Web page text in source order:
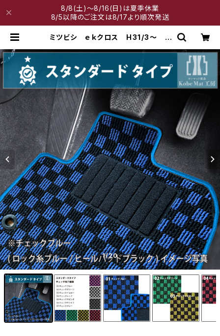
8/8(土)～8/16(日)は夏季休業
8/5以降のご注文は8/17より順次発送
ミツビシ ｅｋクロス H31/3〜 B
ト スタンダードタイプ | 神戸マット
1/20